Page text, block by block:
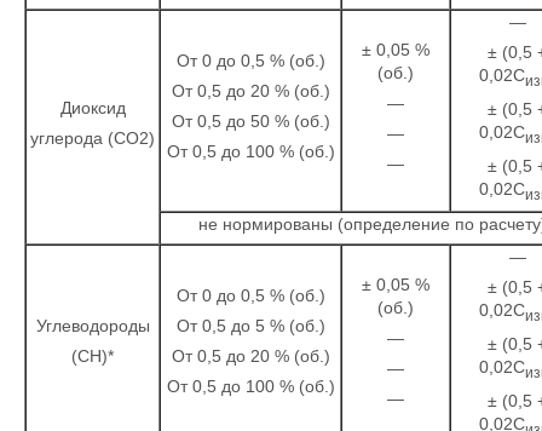
Диоксид
углерода (CO2)
От 0 до 0,5 % (об.)
От 0,5 до 20 % (об.)
От 0,5 до 50 % (об.)
От 0,5 до 100 % (об.)
± 0,05 %
(об.)
—
—
—
—
± (0,5
0,02С
± (0,5
0,02С
± (0,5
0,02С
не нормированы (определение по
Углеводороды
(СH)*
От 0 до 0,5 % (об.)
От 0,5 до 5 % (об.)
От 0,5 до 20 % (об.)
От 0,5 до 100 % (об.)
± 0,05 %
(об.)
—
—
—
—
± (0,5
0,02С
± (0,5
0,02С
± (0,5
0,02С